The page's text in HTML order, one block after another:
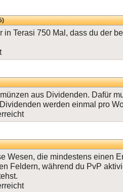
in Terasi 750 Mal, dass du der
aus Dividenden. Dafür
werden einmal pro
Wesen, die mindestens einen
Feldern, während du PvP